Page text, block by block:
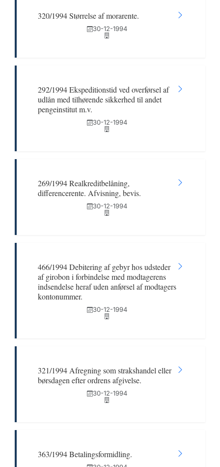
320/1994 Størrelse af morarente.
30-12-1994
292/1994 Ekspeditionstid ved overførsel af
udlån med tilhørende sikkerhed til andet
pengeinstitut m.v.
30-12-1994
269/1994 Realkreditbelåning,
differencerente. Afvisning, bevis.
30-12-1994
466/1994 Debitering af gebyr hos udsteder
af girobon i forbindelse med modtagerens
indsendelse heraf uden anførsel af modtagers
kontonummer.
30-12-1994
321/1994 Afregning som strakshandel eller
børsdagen efter ordrens afgivelse.
30-12-1994
363/1994 Betalingsformidling.